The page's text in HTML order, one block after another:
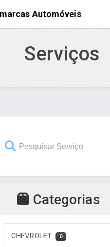
Automóveis
Serviços
Categorias
CHEVROLET 0